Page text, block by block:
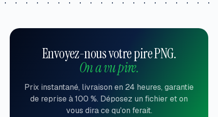
Envoyez-nous votre pire PNG.
On a vu pire.
Prix instantané, livraison en 24 heures, garantie
de reprise à 100 %. Déposez un fichier et on
vous dira ce qu'on ferait.